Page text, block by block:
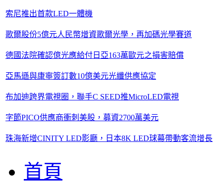
索尼推出首款LED一體機
歌爾股份5億元人民幣增資歌爾光學，再加碼光學賽道
德國法院確認億光應給付日亞163萬歐元之損害賠償
亞馬遜與康寧簽訂數10億美元光纖供應協定
布加迪跨界電視圈，聯手C SEED推MicroLED電視
字節PICO供應商衝刺美股，募資2700萬美元
珠海新增CINITY LED影廳，日本8K LED球幕帶動客流增長
首頁